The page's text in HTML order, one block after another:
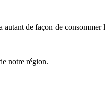
de façon de consommer
notre région.